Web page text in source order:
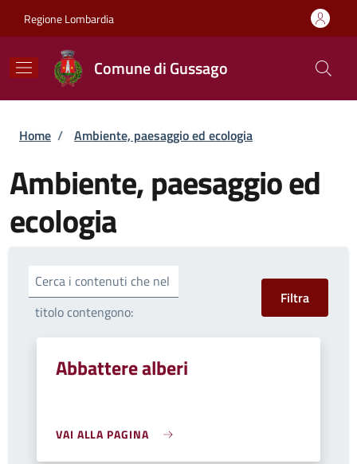
Regione Lombardia
Comune di Gussago
Briciole di pane
Home / Ambiente, paesaggio ed ecologia
Ambiente, paesaggio ed
ecologia
Cerca i contenuti che nel
titolo contengono:
Abbattere alberi
VAI ALLA PAGINA